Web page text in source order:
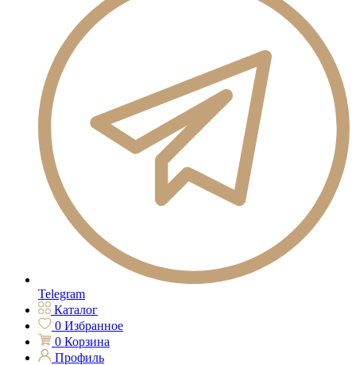
Telegram
Каталог
0 Избранное
0 Корзина
Профиль